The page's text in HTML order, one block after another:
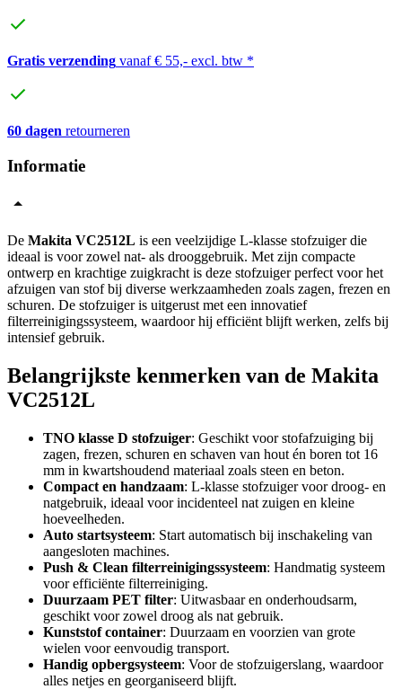
Gratis verzending vanaf € 55,- excl. btw *
60 dagen retourneren
Informatie
De Makita VC2512L is een veelzijdige L-klasse stofzuiger die
ideaal is voor zowel nat- als drooggebruik. Met zijn compacte
ontwerp en krachtige zuigkracht is deze stofzuiger perfect voor het
afzuigen van stof bij diverse werkzaamheden zoals zagen, frezen en
schuren. De stofzuiger is uitgerust met een innovatief
filterreinigingssysteem, waardoor hij efficiënt blijft werken, zelfs bij
intensief gebruik.
Belangrijkste kenmerken van de Makita
VC2512L
TNO klasse D stofzuiger: Geschikt voor stofafzuiging bij
zagen, frezen, schuren en schaven van hout én boren tot 16
mm in kwartshoudend materiaal zoals steen en beton.
Compact en handzaam: L-klasse stofzuiger voor droog- en
natgebruik, ideaal voor incidenteel nat zuigen en kleine
hoeveelheden.
Auto startsysteem: Start automatisch bij inschakeling van
aangesloten machines.
Push & Clean filterreinigingssysteem: Handmatig systeem
voor efficiënte filterreiniging.
Duurzaam PET filter: Uitwasbaar en onderhoudsarm,
geschikt voor zowel droog als nat gebruik.
Kunststof container: Duurzaam en voorzien van grote
wielen voor eenvoudig transport.
Handig opbergsysteem: Voor de stofzuigerslang, waardoor
alles netjes en georganiseerd blijft.